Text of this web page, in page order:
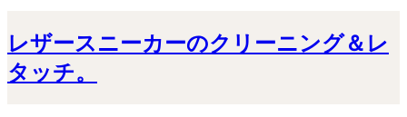
レザースニーカーのクリーニング＆レ
タッチ。